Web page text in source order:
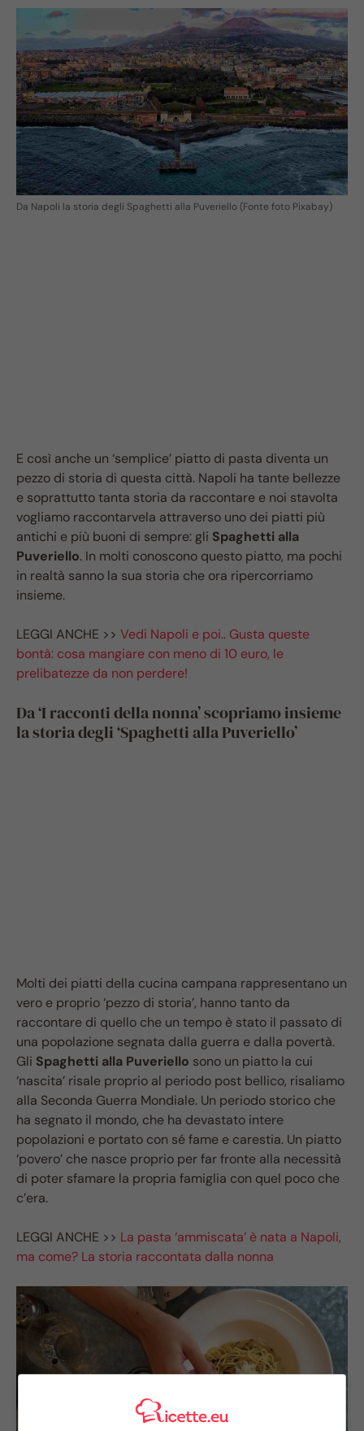
Da Napoli la storia degli Spaghetti alla Puveriello (Fonte foto Pixabay)
E così anche un ‘semplice’ piatto di pasta diventa un
pezzo di storia di questa città. Napoli ha tante bellezze
e soprattutto tanta storia da raccontare e noi stavolta
vogliamo raccontarvela attraverso uno dei piatti più
antichi e più buoni di sempre: gli Spaghetti alla
Puveriello. In molti conoscono questo piatto, ma pochi
in realtà sanno la sua storia che ora ripercorriamo
insieme.
LEGGI ANCHE >> Vedi Napoli e poi.. Gusta queste
bontà: cosa mangiare con meno di 10 euro, le
prelibatezze da non perdere!
Da ‘I racconti della nonna’ scopriamo insieme
la storia degli ‘Spaghetti alla Puveriello’
Molti dei piatti della cucina campana rappresentano un
vero e proprio ‘pezzo di storia’, hanno tanto da
raccontare di quello che un tempo è stato il passato di
una popolazione segnata dalla guerra e dalla povertà.
Gli Spaghetti alla Puveriello sono un piatto la cui
‘nascita’ risale proprio al periodo post bellico, risaliamo
alla Seconda Guerra Mondiale. Un periodo storico che
ha segnato il mondo, che ha devastato intere
popolazioni e portato con sé fame e carestia. Un piatto
‘povero’ che nasce proprio per far fronte alla necessità
di poter sfamare la propria famiglia con quel poco che
c’era.
LEGGI ANCHE >> La pasta ‘ammiscata’ è nata a Napoli,
ma come? La storia raccontata dalla nonna